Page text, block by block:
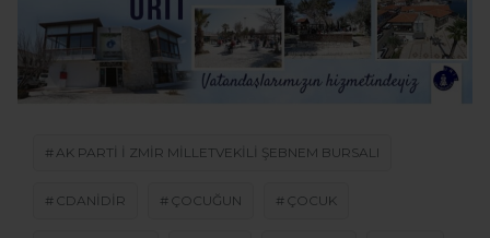
AK PARTI I ZMIR MILLETVEKILI ŞEBNEM BURSALI
CDANIDIR ÇOCUĞUN ÇOCUK